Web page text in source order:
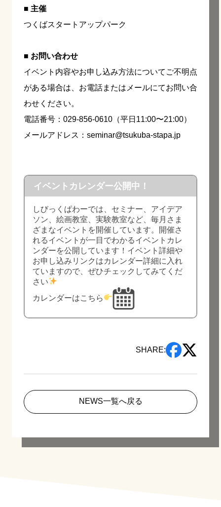
■ 主催
つくばスタートアップパーク
■ お問い合わせ
イベント内容やお申し込み方法についてご不明点
がある場合は、お電話またはメールにてお問い合
わせください。
電話番号：029-856-0610（平日11:00〜21:00）
メールアドレス：seminar@tsukuba-stapa.jp
イベントカレンダー公開中！
しびっくぱわーでは、セミナー、アイデア
ソン、絵画教室、実験教室など、毎月さま
ざまなイベントを開催しています。開催さ
れるイベントが一目でわかるイベントカレ
ンダーを公開しています！イベント詳細や
お申し込みリンクはカレンダー詳細に入れ
ていますので、ぜひチェックしてみてくだ
さい
カレンダーはこちら
SHARE:
NEWS一覧へ戻る